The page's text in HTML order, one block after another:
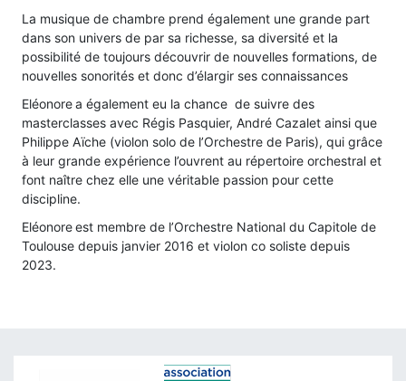
La musique de chambre prend également une grande part
dans son univers de par sa richesse, sa diversité et la
possibilité de toujours découvrir de nouvelles formations, de
nouvelles sonorités et donc d’élargir ses connaissances
Eléonorea également eu la chance de suivre des
masterclasses avec Régis Pasquier, André Cazalet ainsi que
Philippe Aïche (violon solo de l’Orchestre de Paris), qui grâce
à leur grande expérience l’ouvrent au répertoire orchestral et
font naître chez elle une véritable passion pour cette
discipline.
Eléonoreest membre de l’Orchestre National du Capitole de
Toulouse depuis janvier 2016 et violon co soliste depuis
2023.